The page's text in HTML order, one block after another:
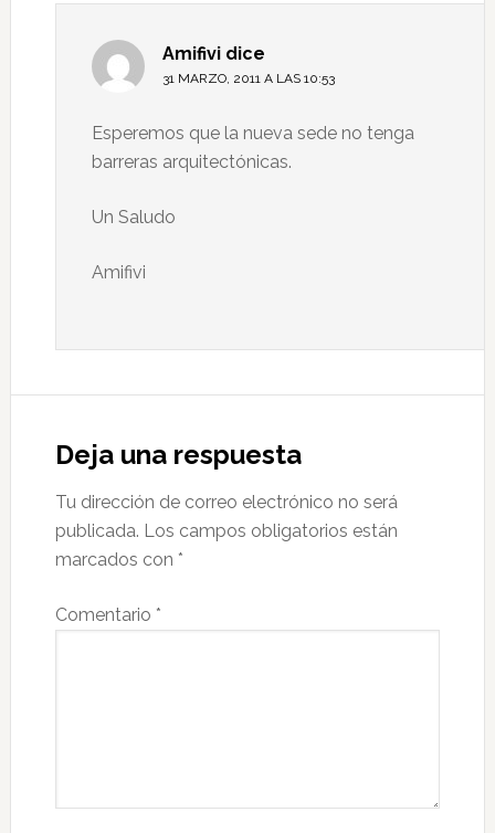
Amifivi dice
31 MARZO, 2011 A LAS 10:53
Esperemos que la nueva sede no tenga
barreras arquitectónicas.
Un Saludo
Amifivi
Deja una respuesta
Tu dirección de correo electrónico no será
publicada. Los campos obligatorios están
marcados con *
Comentario *